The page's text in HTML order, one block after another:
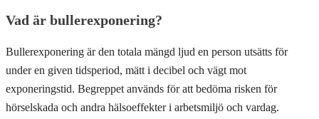
Vad är bullerexponering?
Bullerexponering är den totala mängd ljud en person utsätts för
under en given tidsperiod, mätt i decibel och vägt mot
exponeringstid. Begreppet används för att bedöma risken för
hörselskada och andra hälsoeffekter i arbetsmiljö och vardag.